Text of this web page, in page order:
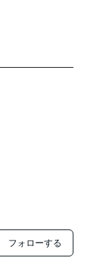
フォローする